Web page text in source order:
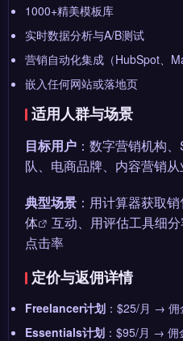
1000+精美模板库
实时数据分析与A/B测试
营销自动化集成（HubSpot、
嵌入任何网站或落地页
适用人群与场景
目标用户 ：数字营销机构
队、电商品牌、内容营销
典型场景 ：用计算器获取
体
互动、用评估工具细
点击率
定价与返佣详情
Freelancer计划 ：$25/月 → 佣
Essentials计划 ：$95/月 → 佣